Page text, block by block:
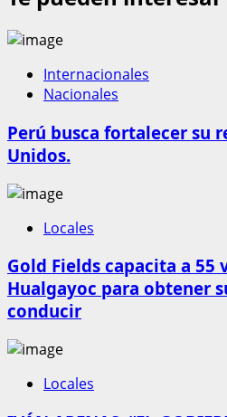
Internacionales
Nacionales
Perú busca fortalecer su
Unidos.
Locales
Gold Fields capacita a 55
Hualgayoc para obtener
conducir
Locales